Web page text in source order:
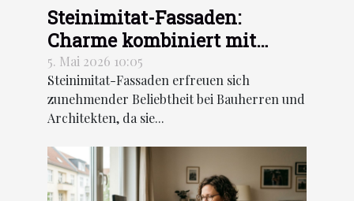
Steinimitat-Fassaden:
Charme kombiniert mit
thermischer Leistung
5. Mai 2026 10:05
Steinimitat-Fassaden erfreuen sich
zunehmender Beliebtheit bei Bauherren und
Architekten, da sie...